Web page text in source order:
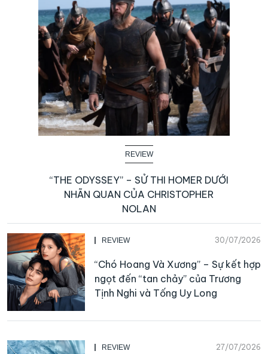
REVIEW
“THE ODYSSEY” – SỬ THI HOMER DƯỚI
NHÃN QUAN CỦA CHRISTOPHER
NOLAN
REVIEW 30/07/2026
“Chó Hoang Và Xương” – Sự kết hợp
ngọt đến “tan chảy” của Trương
Tịnh Nghi và Tống Uy Long
REVIEW 27/07/2026